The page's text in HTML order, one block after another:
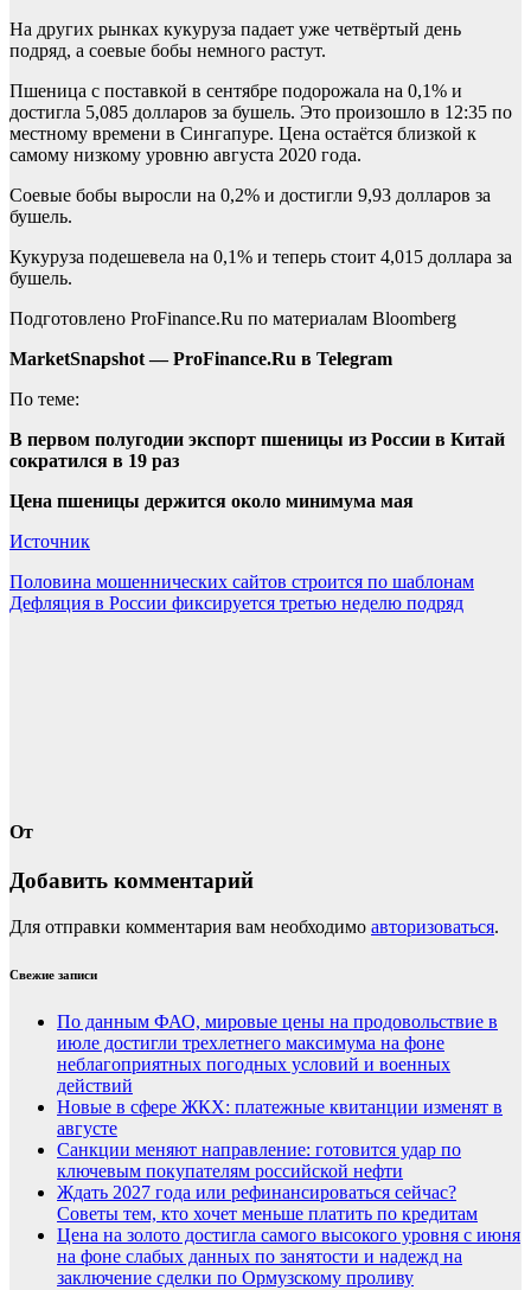
На других рынках кукуруза падает уже четвёртый день
подряд, а соевые бобы немного растут.
Пшеница с поставкой в сентябре подорожала на 0,1% и
достигла 5,085 долларов за бушель. Это произошло в 12:35 по
местному времени в Сингапуре. Цена остаётся близкой к
самому низкому уровню августа 2020 года.
Соевые бобы выросли на 0,2% и достигли 9,93 долларов за
бушель.
Кукуруза подешевела на 0,1% и теперь стоит 4,015 доллара за
бушель.
Подготовлено ProFinance.Ru по материалам Bloomberg
MarketSnapshot — ProFinance.Ru в Telegram
По теме:
В первом полугодии экспорт пшеницы из России в Китай
сократился в 19 раз
Цена пшеницы держится около минимума мая
Источник
Навигация
по
Половина мошеннических сайтов строится по шаблонам
Дефляция в России фиксируется третью неделю подряд
От
Добавить комментарий
Для отправки комментария вам необходимо авторизоваться.
Свежие записи
По данным ФАО, мировые цены на продовольствие в
июле достигли трехлетнего максимума на фоне
неблагоприятных погодных условий и военных
действий
Новые в сфере ЖКХ: платежные квитанции изменят в
августе
Санкции меняют направление: готовится удар по
ключевым покупателям российской нефти
Ждать 2027 года или рефинансироваться сейчас?
Советы тем, кто хочет меньше платить по кредитам
Цена на золото достигла самого высокого уровня с июня
на фоне слабых данных по занятости и надежд на
заключение сделки по Ормузскому проливу